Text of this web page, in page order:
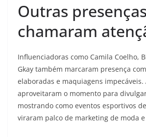
Outras
chamaram
Influenciadoras como Camila Coelho,
Gkay também marcaram presença
elaboradas e maquiagens impecáveis.
aproveitaram o momento para
mostrando como eventos esportivos
viraram palco de marketing de moda